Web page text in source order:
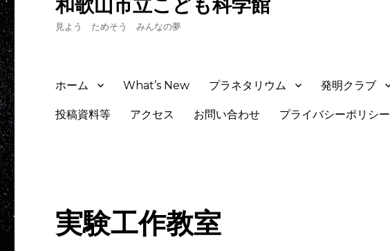
和歌山市立こども科学館
見よう ためそう みんなの夢
ホーム What’s New プラネタリウム 発明クラブ
投稿資料等 アクセス お問い合わせ プライバシーポリシー
実験工作教室